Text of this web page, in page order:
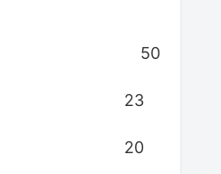
50
23
20